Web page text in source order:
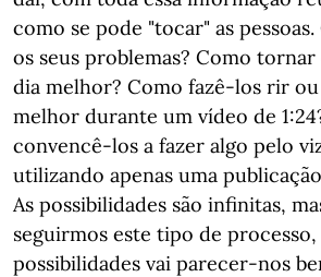
como se pode "tocar" as
os seus problemas? Como
dia melhor? Como fazê-los rir
melhor durante um vídeo de
convencê-los a fazer algo pelo
utilizando apenas uma
As possibilidades são infinitas,
seguirmos este tipo de
possibilidades vai parecer-nos